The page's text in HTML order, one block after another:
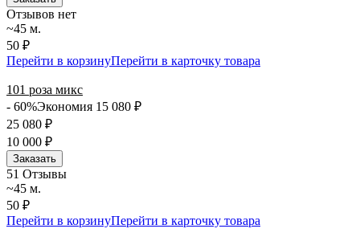
Отзывов нет
~45 м.
50 ₽
Перейти в корзинуПерейти в карточку товара
101 роза микс
- 60%Экономия 15 080 ₽
25 080 ₽
10 000 ₽
Заказать
51 Отзывы
~45 м.
50 ₽
Перейти в корзинуПерейти в карточку товара